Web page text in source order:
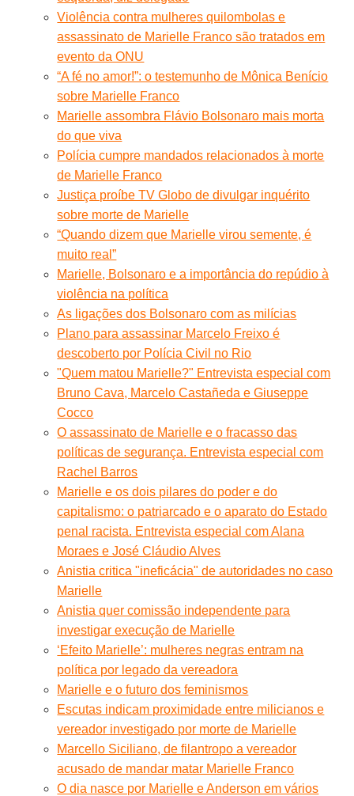
Violência contra mulheres quilombolas e
assassinato de Marielle Franco são tratados em
evento da ONU
“A fé no amor!”: o testemunho de Mônica Benício
sobre Marielle Franco
Marielle assombra Flávio Bolsonaro mais morta
do que viva
Polícia cumpre mandados relacionados à morte
de Marielle Franco
Justiça proíbe TV Globo de divulgar inquérito
sobre morte de Marielle
“Quando dizem que Marielle virou semente, é
muito real”
Marielle, Bolsonaro e a importância do repúdio à
violência na política
As ligações dos Bolsonaro com as milícias
Plano para assassinar Marcelo Freixo é
descoberto por Polícia Civil no Rio
"Quem matou Marielle?" Entrevista especial com
Bruno Cava, Marcelo Castañeda e Giuseppe
Cocco
O assassinato de Marielle e o fracasso das
políticas de segurança. Entrevista especial com
Rachel Barros
Marielle e os dois pilares do poder e do
capitalismo: o patriarcado e o aparato do Estado
penal racista. Entrevista especial com Alana
Moraes e José Cláudio Alves
Anistia critica "ineficácia" de autoridades no caso
Marielle
Anistia quer comissão independente para
investigar execução de Marielle
‘Efeito Marielle’: mulheres negras entram na
política por legado da vereadora
Marielle e o futuro dos feminismos
Escutas indicam proximidade entre milicianos e
vereador investigado por morte de Marielle
Marcello Siciliano, de filantropo a vereador
acusado de mandar matar Marielle Franco
O dia nasce por Marielle e Anderson em vários